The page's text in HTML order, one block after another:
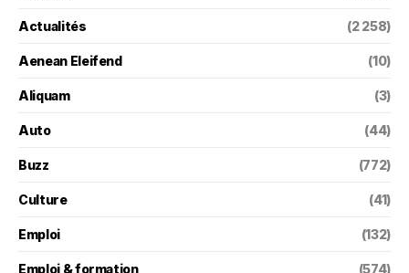
Actualités (2 258)
Aenean Eleifend (10)
Aliquam (3)
Auto (44)
Buzz (772)
Culture (41)
Emploi (132)
Emploi & formation (574)